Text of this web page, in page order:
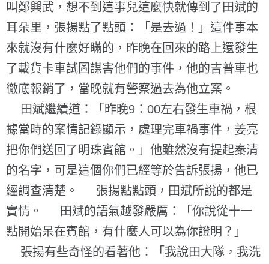
叫鄭興武，想不到這事兒這麼快就傳到了田斌的
耳朵里，張揚點了點頭：「是去過！」這件事本
來就沒有什麼好瞞的，昨晚在回來的路上還發生
了載貨卡車試圖謀害他們的事件，他的吉普車也
徹底報銷了，當晚就有警察過去為他立案。
田斌繼續道：「昨晚9：00左右發生車禍，根
據當時的案情記錄顯示，處理完車禍事件，姜亮
把你們送回了明珠賓館。」他雖然沒有提起秦清
的名字，可是這個你們已經等於告訴張揚，他已
經調查清楚。 張揚點點頭，田斌所說的都是
實情。 田斌的語氣越發嚴厲：「你說從十一
點開始呆在賓館，有什麼人可以為你證明？」
張揚有些奇怪的看著他：「我說田大隊，我洗